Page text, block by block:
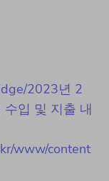
2023년 2
입 및 지출 내
www/content